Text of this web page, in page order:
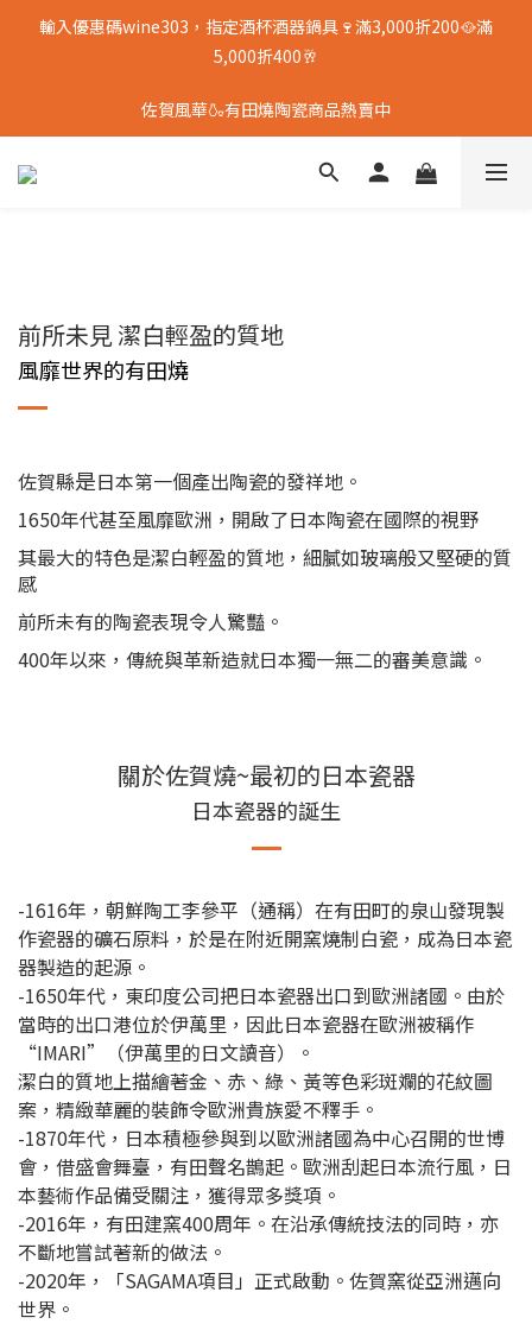
輸入優惠碼wine303，指定酒杯酒器鍋具🍷滿3,000折200🥘滿
5,000折400🥂
佐賀風華🍶有田燒陶瓷商品熱賣中
前所未見 潔白輕盈的質地
風靡世界的有田燒
佐賀縣是日本第一個產出陶瓷的發祥地。
1650年代甚至風靡歐洲，開啟了日本陶瓷在國際的視野
其最大的特色是潔白輕盈的質地，細膩如玻璃般又堅硬的質
感
前所未有的陶瓷表現令人驚豔。
400年以來，傳統與革新造就日本獨一無二的審美意識。
關於佐賀燒~最初的日本瓷器
日本瓷器的誕生
-1616年，朝鮮陶工李參平（通稱）在有田町的泉山發現製
作瓷器的礦石原料，於是在附近開窯燒制白瓷，成為日本瓷
器製造的起源。
-1650年代，東印度公司把日本瓷器出口到歐洲諸國。由於
當時的出口港位於伊萬里，因此日本瓷器在歐洲被稱作
“IMARI”（伊萬里的日文讀音）。
潔白的質地上描繪著金、赤、綠、黃等色彩斑斕的花紋圖
案，精緻華麗的裝飾令歐洲貴族愛不釋手。
-1870年代，日本積極參與到以歐洲諸國為中心召開的世博
會，借盛會舞臺，有田聲名鵲起。歐洲刮起日本流行風，日
本藝術作品備受關注，獲得眾多獎項。
-2016年，有田建窯400周年。在沿承傳統技法的同時，亦
不斷地嘗試著新的做法。
-2020年，「SAGAMA項目」正式啟動。佐賀窯從亞洲邁向
世界。